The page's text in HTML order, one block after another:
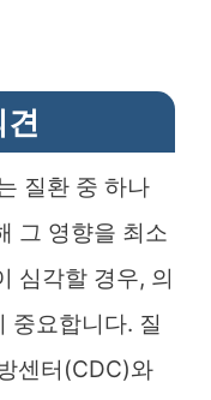
질환 중 하나
그 영향을 최소
심각할 경우, 의
중요합니다. 질
센터(CDC)와